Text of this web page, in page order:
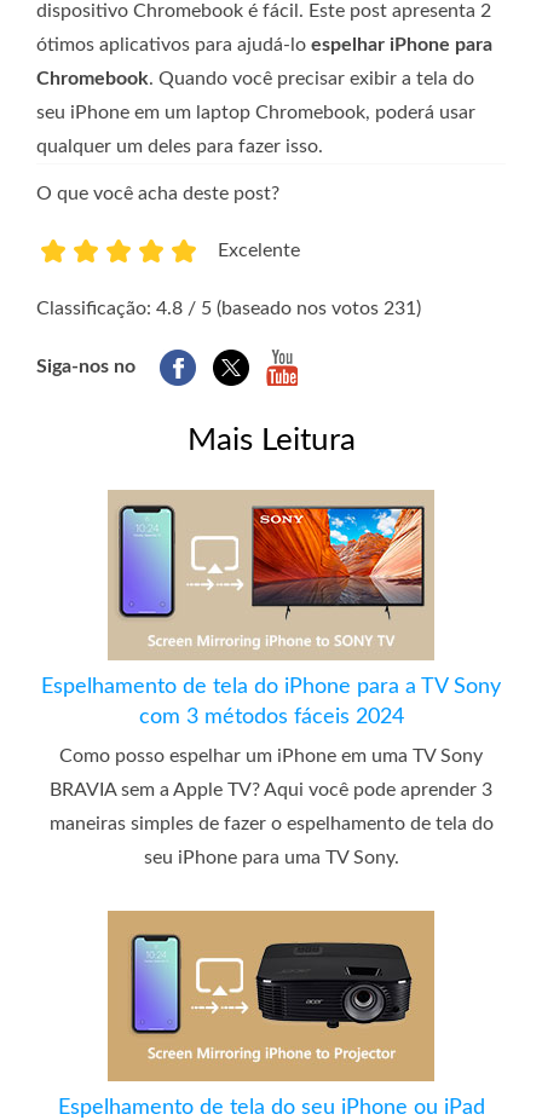
dispositivo Chromebook é fácil. Este post apresenta 2
ótimos aplicativos para ajudá-lo espelhar iPhone para
Chromebook. Quando você precisar exibir a tela do
seu iPhone em um laptop Chromebook, poderá usar
qualquer um deles para fazer isso.
O que você acha deste post?
Excelente
Classificação: 4.8 / 5 (baseado nos votos 231)
Siga-nos no
Mais Leitura
Espelhamento de tela do iPhone para a TV Sony
com 3 métodos fáceis 2024
Como posso espelhar um iPhone em uma TV Sony
BRAVIA sem a Apple TV? Aqui você pode aprender 3
maneiras simples de fazer o espelhamento de tela do
seu iPhone para uma TV Sony.
Espelhamento de tela do seu iPhone ou iPad